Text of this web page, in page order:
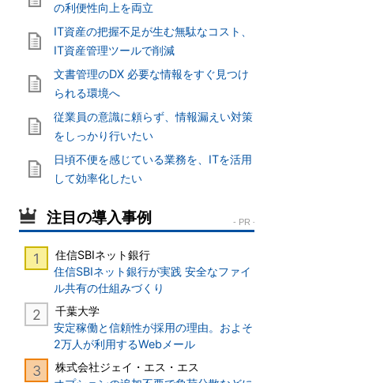
の利便性向上を両立
IT資産の把握不足が生む無駄なコスト、
IT資産管理ツールで削減
文書管理のDX 必要な情報をすぐ見つけ
られる環境へ
従業員の意識に頼らず、情報漏えい対策
をしっかり行いたい
日頃不便を感じている業務を、ITを活用
して効率化したい